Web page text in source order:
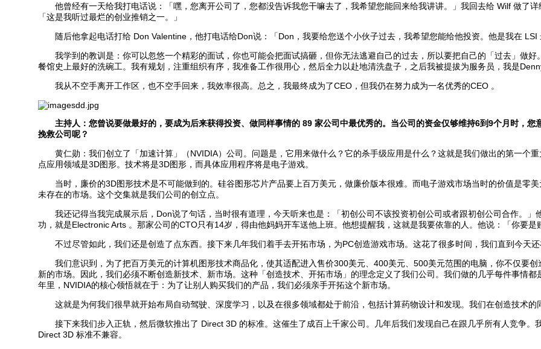
他曾经有一天给我打电话说：「嘿，您离开公司了，您都没告诉我您干嘛去了，我希望您能回来给我讲讲。」我回去给 Wilf 做了
「这是我听过最烂的创业推销之一。」
随后他拿起电话打给 Don Valentine，他打电话给Don说：「Don，我要给您送个小伙子过去，我希望您能给他投资。他是我在 LSI
我学到的教训是：你可以忽悠一个精彩的面试，你也可能会把面试搞砸，但你无法逃避自己的过去，所以要把自己的「过去」做好
餐馆史上最好的洗碗工。我有规划，注重组织有序，我准备工作很用心，然后全力以赴地清洗盘子，之后我被提拔为服务员，我是
我从不空手离开工作区，也不空手回来，我效率很高。总之，我最终成为了CEO，但我仍在努力成为一名优秀的CEO 。
主持人：您曾说要做最好的，要成为后来获得投资、做同样事情的 89 家公司中最优秀的。当公司的资金仅够维持6到9个月时，
挽救公司呢？
黄仁勋：我们创立了「加速计算」（NVIDIA）公司。问题是，它用来做什么？它的杀手级应用是什么？这就是我们做出的第一个
点应用领域是3D图形。技术将是3D图形，而具体应用程序将是电子游戏。
当时，廉价的3D图形技术是不可能做到的。硅谷图形芯片产品要上百万美元，做廉价版本很难。而电子游戏市场当时的价值是零
未存在的市场。这个交集就是我们公司的创立点。
我还记得当我完成展示后，Don说了句话，当时很有道理，今天听来也是：「初创公司不该投资初创公司或者跟初创公司合作。」
功，就是Electronic Arts 。那家公司的CTO只有14岁，得由他妈妈开车送他上班。他想提醒我，这就是我要依靠的人。他说：「你要
不过尽管如此，我们还是创造了点东西。接下来几年我们着手去开拓市场，为PC创造游戏市场。这花了很多时间，我们直到今天
我们意识到，为了把百万美元的计算机图形技术商品化，使其适配进入售价300美元、400美元、500美元范围的电脑，你不仅要
新的市场。因此，我们必须不断创造新技术、新市场。这种「创造技术、开拓市场」的理念定义了我们公司。我们做的几乎每件事情
年里，NVIDIA的核心领悟就在于：为了让别人购买我们的产品，我们必须亲手开拓这个新市场。
这就是为何我们很早就开始布局自动驾驶、深度学习，以及在很多领域都处于前沿，包括计算药物设计和发现。我们在创造技术的
接下来我们步入正轨，然后微软推出了 Direct 3D 的标准。这催生了成百上千家公司。几年后我们发现自己在跟几乎所有人竞争。
Direct 3D 标准不兼容。